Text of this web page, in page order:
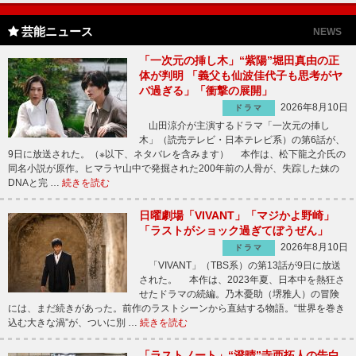
芸能ニュース NEWS
「一次元の挿し木」“紫陽”堀田真由の正
体が判明 「義父も仙波佳代子も思考がヤ
バ過ぎる」「衝撃の展開」
ドラマ
2026年8月10日
山田涼介が主演するドラマ「一次元の挿し
木」（読売テレビ・日本テレビ系）の第6話が、
9日に放送された。（※以下、ネタバレを含みます） 本作は、松下龍之介氏の
同名小説が原作。ヒマラヤ山中で発掘された200年前の人骨が、失踪した妹の
DNAと完 … 続きを読む
日曜劇場「VIVANT」「マジかよ野崎」
「ラストがショック過ぎてぼうぜん」
ドラマ
2026年8月10日
「VIVANT」（TBS系）の第13話が9日に放送
された。 本作は、2023年夏、日本中を熱狂さ
せたドラマの続編。乃木憂助（堺雅人）の冒険
には、まだ続きがあった。前作のラストシーンから直結する物語。“世界を巻き
込む大きな渦”が、ついに別 … 続きを読む